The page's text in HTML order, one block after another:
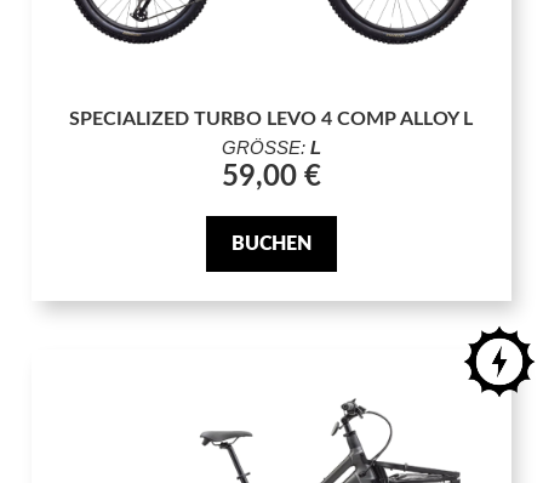
SPECIALIZED TURBO LEVO 4 COMP ALLOY L
GRÖSSE: L
59,00 €
BUCHEN